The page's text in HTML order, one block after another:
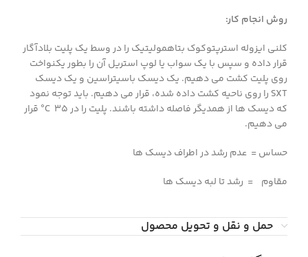
روش انجام كار:
كلني ايزوله استرپتوكوك بتاهموليتيك را در وسط يك پليت بلادآگار
قرار داده و سپس با يك سواب يا لوپ استريل آن را بطور يكنواخت
روي پليت كشت مي دهيم. يك ديسك باسيتراسين و يك ديسك
SXT را روي ناحيه كشت داده شده، قرار می دهیم. بايد توجه نمود
كه ديسك ها از همديگر فاصله داشته باشند. پليت را در
0 C 35 قرار
مي دهيم.
حساس = عدم رشد در اطراف ديسك ها
مقاوم = رشد تا لبه ديسك ها
حمل و نقل و تحویل محصول